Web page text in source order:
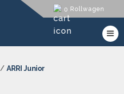
0 Rollwagen
/ARRI Junior